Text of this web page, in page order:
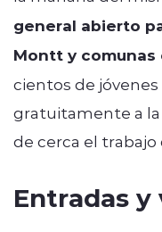
general abierto
Montt y comunas
cientos de
gratuitamente a
de cerca el
Entradas y